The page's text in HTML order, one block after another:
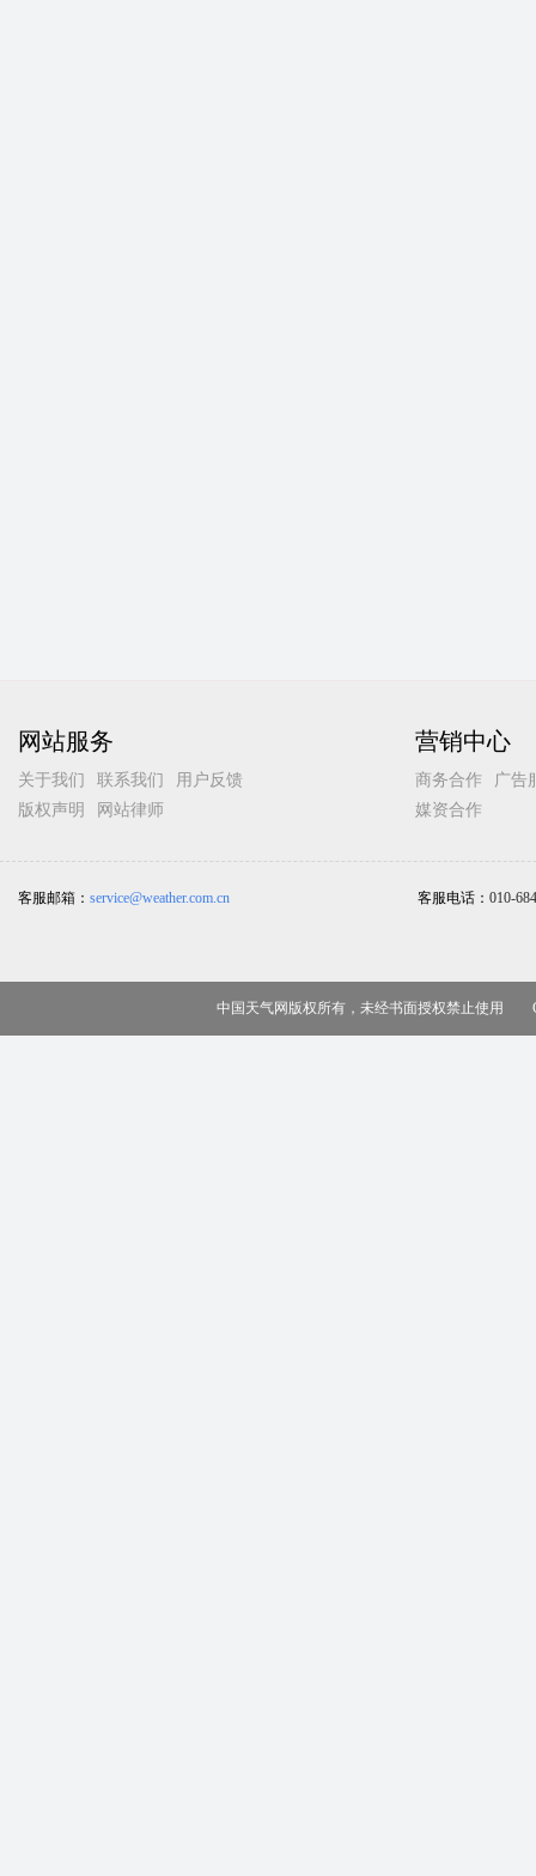
网站服务
关于我们 联系我们
用户反馈
版权声明
网站律师
营销中心
商务合作
广告
媒资合作
客服邮箱： service@weather.com.cn 客服电话： 010-
中国天气网版权所有，未经书面授权禁止使用